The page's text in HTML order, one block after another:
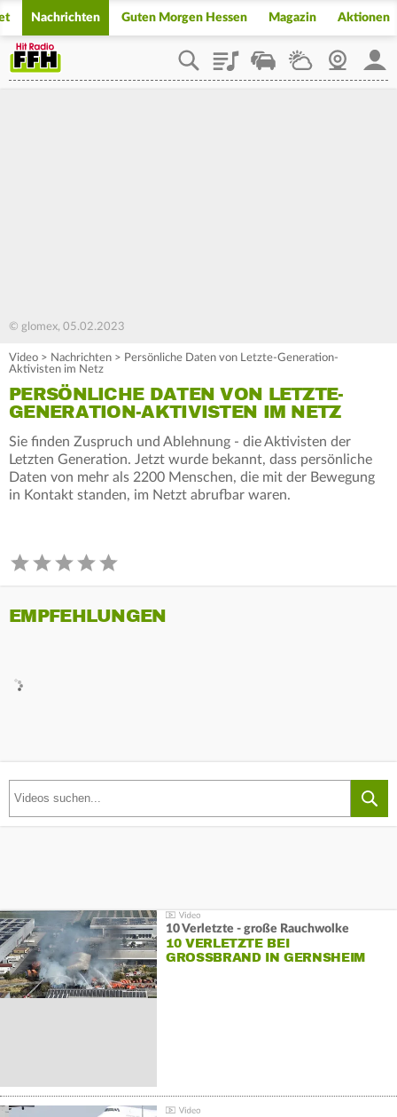
Nachrichten Guten Morgen Hessen Magazin Aktionen
PlaylistStaupilotWetterWebcam
© glomex, 05.02.2023
Video > Nachrichten > Persönliche Daten von Letzte-Generation-
Aktivisten im Netz
PERSÖNLICHE DATEN VON LETZTE-
GENERATION-AKTIVISTEN IM NETZ
Sie finden Zuspruch und Ablehnung - die Aktivisten der
Letzten Generation. Jetzt wurde bekannt, dass persönliche
Daten von mehr als 2200 Menschen, die mit der Bewegung
in Kontakt standen, im Netzt abrufbar waren.
EMPFEHLUNGEN
10 Verletzte - große Rauchwolke
10 VERLETZTE BEI
GROSSBRAND IN GERNSHEIM